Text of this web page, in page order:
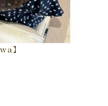
】